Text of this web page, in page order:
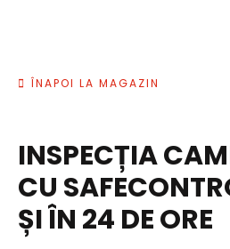
ÎNAPOI LA MAGAZIN
INSPECȚIA
CU
ȘI ÎN 24 DE ORE